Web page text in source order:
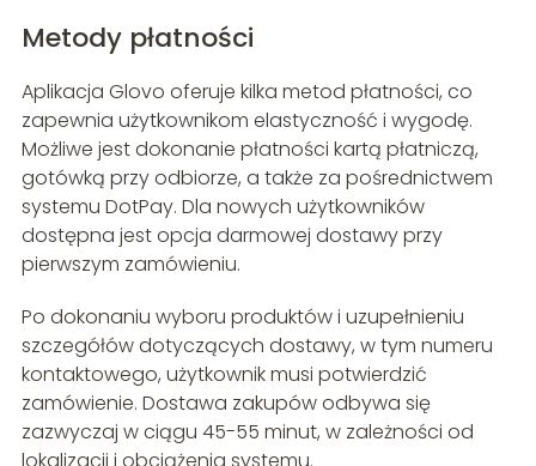
Metody płatności
Aplikacja Glovo oferuje kilka metod płatności, co
zapewnia użytkownikom elastyczność i wygodę.
Możliwe jest dokonanie płatności kartą płatniczą,
gotówką przy odbiorze, a także za pośrednictwem
systemu DotPay. Dla nowych użytkowników
dostępna jest opcja darmowej dostawy przy
pierwszym zamówieniu.
Po dokonaniu wyboru produktów i uzupełnieniu
szczegółów dotyczących dostawy, w tym numeru
kontaktowego, użytkownik musi potwierdzić
zamówienie. Dostawa zakupów odbywa się
zazwyczaj w ciągu 45-55 minut, w zależności od